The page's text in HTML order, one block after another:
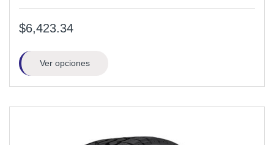
$6,423.34
Ver opciones